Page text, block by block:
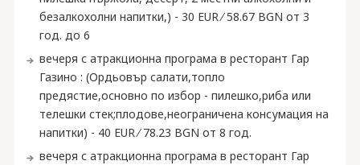
безалкохолни напитки,) - 30 EUR ∕ 58.67 BGN от 3
год. до 6
вечеря с атракционна програма в ресторант Гар
Газино : (Ордьовър салати,топло
предястие,основно по избор - пилешко,риба или
телешки стек;плодове,неограничена консумация на
напитки) - 40 EUR ∕ 78.23 BGN от 8 год.
вечеря с атракционна програма в ресторант Гар